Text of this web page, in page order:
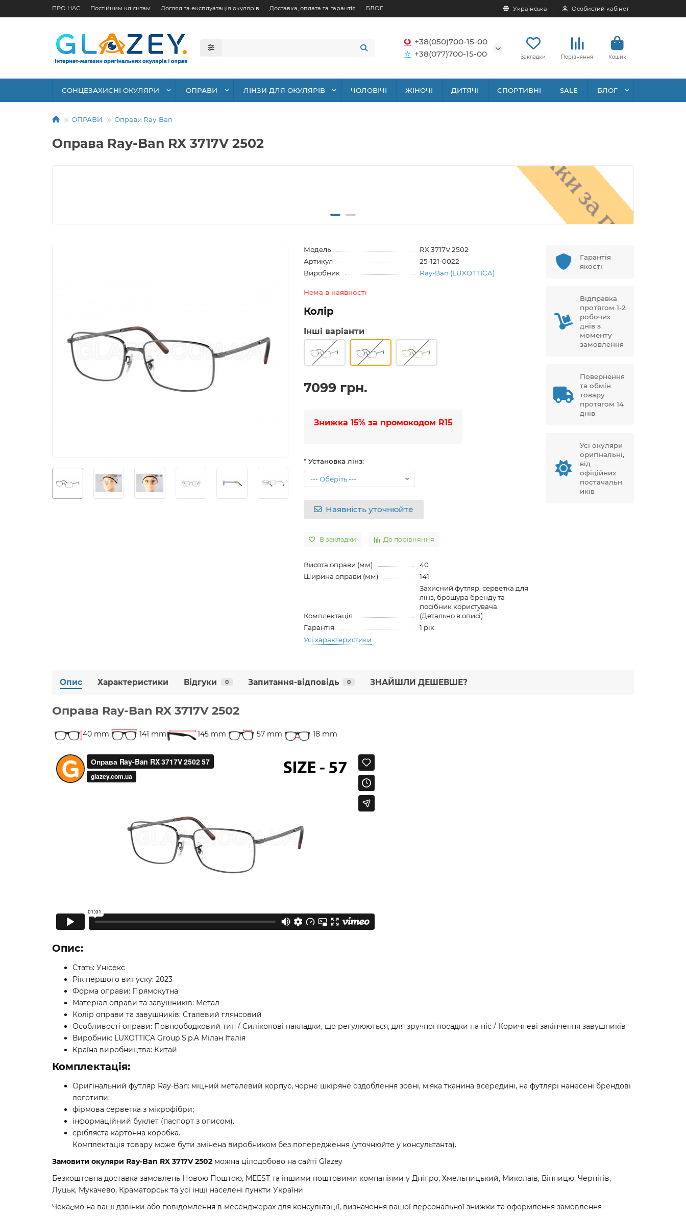
ПРО НАС Постійним клієнтам Догляд та експлуатація окулярів Доставка, оплата та гарантія БЛОГ Українська Особистий кабінет
+38(050)700-15-00
+38(077)700-15-00
Закладки Порівняння Кошик
СОНЦЕЗАХИСНІ ОКУЛЯРИ ОПРАВИ ЛІНЗИ ДЛЯ ОКУЛЯРІВ ЧОЛОВІЧІ ЖІНОЧІ ДИТЯЧІ СПОРТИВНІ SALE БЛОГ
ОПРАВИ Оправи Ray-Ban
Оправа Ray-Ban RX 3717V 2502
Модель
RX 3717V 2502
Артикул
25-121-0022
Виробник
Ray-Ban (LUXOTTICA)
Нема в наявності
Колір
Інші варіанти
7099 грн.
Знижка 15% за промокодом R15
* Установка лінз:
Наявність уточнюйте
В закладки До порівняння
Висота оправи (мм)
40
Ширина оправи (мм)
141
Комплектація
Захисний футляр, серветка для
лінз, брошура бренду та
посібник користувача.
(Детально в описі)
Гарантія
1 рік
Усі характеристики
Гарантія
якості
Відправка
протягом 1-2
робочих
днів з
моменту
замовлення
Повернення
та обмін
товару
протягом 14
днів
Усі окуляри
оригінальні,
від
офіційних
постачальн
иків
Опис Характеристики Відгуки 0 Запитання-відповідь 0 ЗНАЙШЛИ ДЕШЕВШЕ?
Оправа Ray-Ban RX 3717V 2502
40 mm 141 mm 145 mm 57 mm 18 mm
Опис:
Стать: Унісекс
Рік першого випуску: 2023
Форма оправи: Прямокутна
Матеріал оправи та завушників: Метал
Колір оправи та завушників: Сталевий глянсовий
Особливості оправи: Повноободковий тип / Силіконові накладки, що регулюються, для зручної посадки на ніс / Коричневі закінчення завушників
Виробник: LUXOTTICA Group S.p.A Мілан Італія
Країна виробництва: Китай
Комплектація:
Оригінальний футляр Ray-Ban: міцний металевий корпус, чорне шкіряне оздоблення зовні, м'яка тканина всередині, на футлярі нанесені брендові
логотипи;
фірмова серветка з мікрофібри;
інформаційний буклет (паспорт з описом).
срібляста картонна коробка.
Комплектація товару може бути змінена виробником без попередження (уточнюйте у консультанта).
Замовити окуляри Ray-Ban RX 3717V 2502 можна цілодобово на сайті Glazey
Безкоштовна доставка замовлень Новою Поштою, MEEST та іншими поштовими компаніями у Дніпро, Хмельницький, Миколаїв, Вінницю, Чернігів,
Луцьк, Мукачево, Краматорськ та усі інші населені пункти України
Чекаємо на ваші дзвінки або повідомлення в месенджерах для консультації, визначення вашої персональної знижки та оформлення замовлення